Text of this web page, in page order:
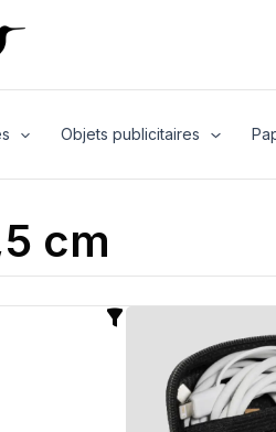
Objets publicitaires
cm